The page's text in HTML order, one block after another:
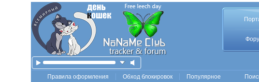
Правила оформления Обход блокировок Популярное